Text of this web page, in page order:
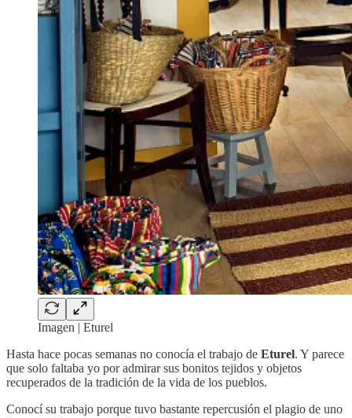
Imagen | Eturel
Hasta hace pocas semanas no conocía el trabajo de Eturel. Y parece
que solo faltaba yo por admirar sus bonitos tejidos y objetos
recuperados de la tradición de la vida de los pueblos.
Conocí su trabajo porque tuvo bastante repercusión el plagio de uno